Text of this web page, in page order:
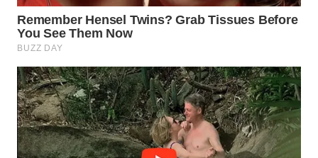
LAWAS
WN
WN
CIANJUR
WN